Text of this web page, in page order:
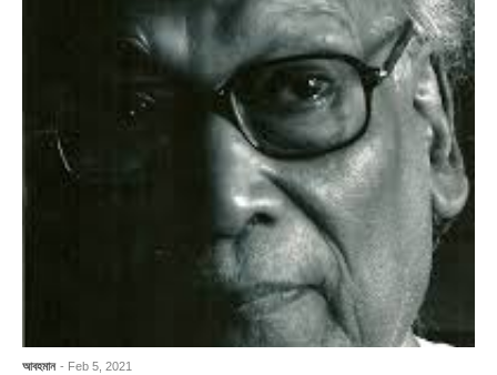
আবহমান - Feb 5, 2021